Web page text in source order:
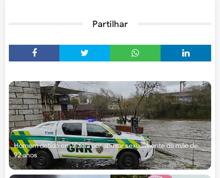
Partilhar
Homem detido em Vizela por abusar sexualmente da mãe de
92 anos